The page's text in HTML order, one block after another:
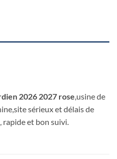
2026 2027 rose ,usine de
sérieux et délais de
et bon suivi.